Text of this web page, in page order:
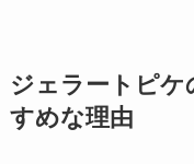
ジェラートピ
すめな理由